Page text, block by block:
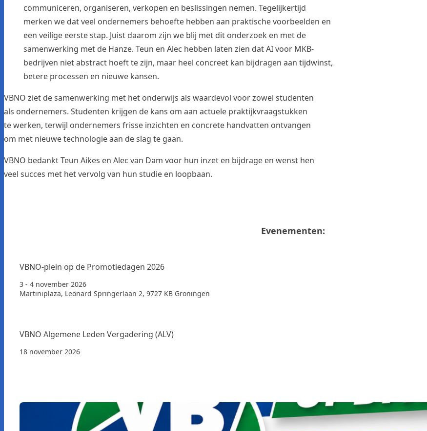
communiceren, organiseren, verkopen en beslissingen nemen. Tegelijkertijd
merken we dat veel ondernemers behoefte hebben aan praktische voorbeelden en
een veilige eerste stap. Juist daarom zijn we blij met dit onderzoek en met de
samenwerking met de Hanze. Teun en Alec hebben laten zien dat AI voor MKB-
bedrijven niet abstract hoeft te zijn, maar heel concreet kan bijdragen aan tijdwinst,
betere processen en nieuwe kansen.
VBNO ziet de samenwerking met het onderwijs als waardevol voor zowel studenten
als ondernemers. Studenten krijgen de kans om aan actuele praktijkvraagstukken
te werken, terwijl ondernemers frisse inzichten en concrete handvatten ontvangen
om met nieuwe technologie aan de slag te gaan.
VBNO bedankt Teun Aikes en Alec van Dam voor hun inzet en bijdrage en wenst hen
veel succes met het vervolg van hun studie en loopbaan.
Evenementen:
VBNO-plein op de Promotiedagen 2026
3 - 4 november 2026
Martiniplaza, Leonard Springerlaan 2, 9727 KB Groningen
VBNO Algemene Leden Vergadering (ALV)
18 november 2026